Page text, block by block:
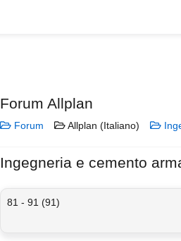
Forum Allplan
Forum Allplan (Italiano)
Ingegneria e cemento
81 - 91 (91)